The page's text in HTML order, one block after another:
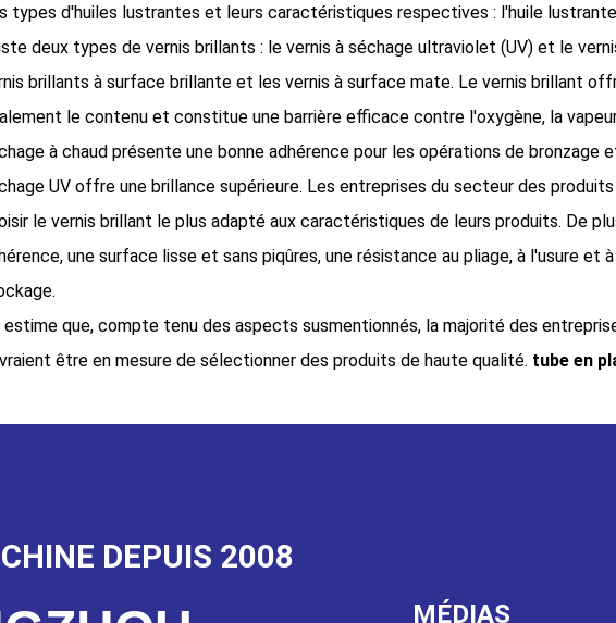
types d'huiles lustrantes et leurs caractéristiques respectives : l'huile
deux types de vernis brillants : le vernis à séchage ultraviolet (UV) et le
brillants à surface brillante et les vernis à surface mate. Le vernis brillant
le contenu et constitue une barrière efficace contre l'oxygène, la
à chaud présente une bonne adhérence pour les opérations de bronzage
UV offre une brillance supérieure. Les entreprises du secteur des
le vernis brillant le plus adapté aux caractéristiques de leurs produits. De
une surface lisse et sans piqûres, une résistance au pliage, à l'usure et
estime que, compte tenu des aspects susmentionnés, la majorité des
être en mesure de sélectionner des produits de haute qualité. tube en
DEPUIS 2008
MÉDIAS